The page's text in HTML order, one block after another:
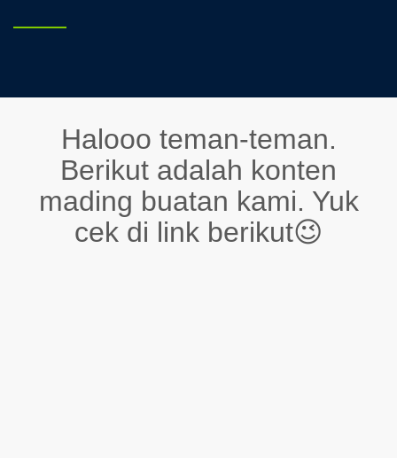
Halooo teman-teman.
Berikut adalah konten
mading buatan kami. Yuk
cek di link berikut😉